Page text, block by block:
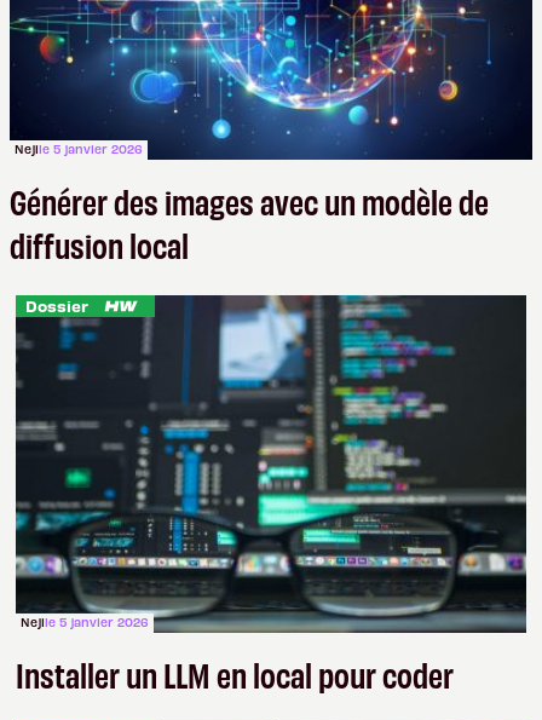
Nejile 5 janvier 2026
Générer des images avec un modèle de
diffusion local
Dossier
Nejile 5 janvier 2026
Installer un LLM en local pour coder